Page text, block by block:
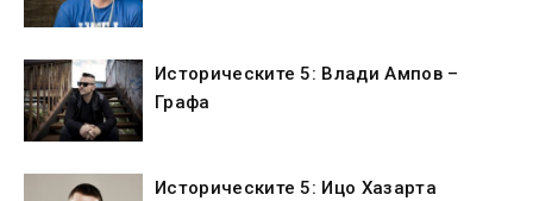
Историческите 5: Влади Ампов –
Графа
Историческите 5: Ицо Хазарта